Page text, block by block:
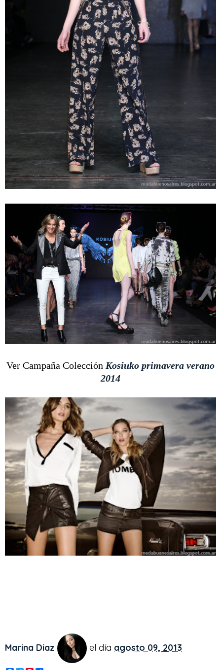
Ver Campaña Colección Kosiuko primavera verano
2014
Marina Diaz el día agosto 09, 2013